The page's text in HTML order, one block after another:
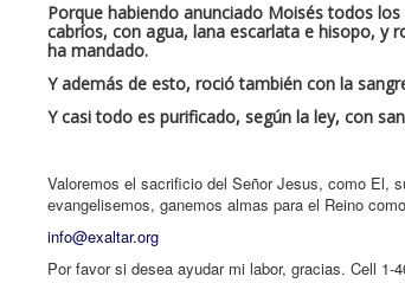
Porque habiendo anunciado Moisés todos
cabríos, con agua, lana escarlata e hisopo, y
ha mandado.
Y además de esto, roció también con la
Y casi todo es purificado, según la ley, con
Valoremos el sacrificio del Señor Jesus, como El,
evangelisemos, ganemos almas para el Reino
info@exaltar.org
Por favor si desea ayudar mi labor, gracias. Cell 1-